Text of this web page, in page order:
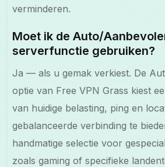
verminderen.
Moet ik de Auto/
serverfunctie gebruiken?
Ja — als u gemak verkiest. De
optie van Free VPN Grass kiest
van huidige belasting, ping en
gebalanceerde verbinding te
handmatige selectie voor
zoals gaming of specifieke